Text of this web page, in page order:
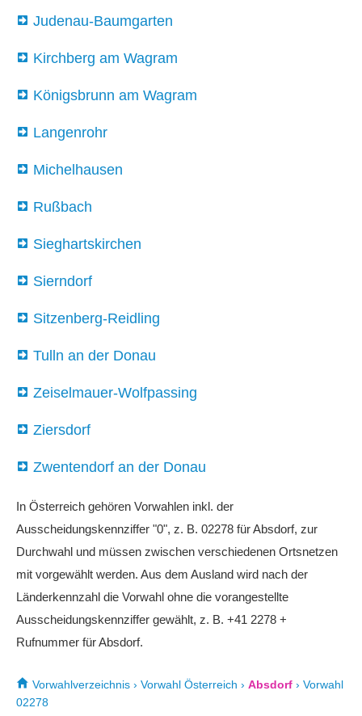
Judenau-Baumgarten
Kirchberg am Wagram
Königsbrunn am Wagram
Langenrohr
Michelhausen
Rußbach
Sieghartskirchen
Sierndorf
Sitzenberg-Reidling
Tulln an der Donau
Zeiselmauer-Wolfpassing
Ziersdorf
Zwentendorf an der Donau
In Österreich gehören Vorwahlen inkl. der
Ausscheidungskennziffer "0", z. B. 02278 für Absdorf, zur
Durchwahl und müssen zwischen verschiedenen Ortsnetzen
mit vorgewählt werden. Aus dem Ausland wird nach der
Länderkennzahl die Vorwahl ohne die vorangestellte
Ausscheidungskennziffer gewählt, z. B. +41 2278 +
Rufnummer für Absdorf.
Vorwahlverzeichnis › Vorwahl Österreich › Absdorf › Vorwahl
02278